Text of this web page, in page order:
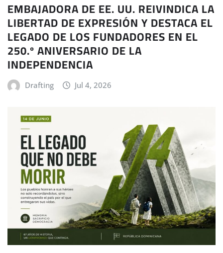
EMBAJADORA DE EE. UU. REIVINDICA LA
LIBERTAD DE EXPRESIÓN Y DESTACA EL
LEGADO DE LOS FUNDADORES EN EL
250.º ANIVERSARIO DE LA
INDEPENDENCIA
Drafting Jul 4, 2026